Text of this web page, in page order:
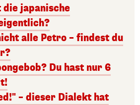
japanische
alle Petro – findest du
Du hast nur 6
– dieser Dialekt hat